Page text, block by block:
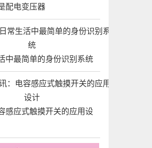
配电变压器
中最简单的身份识别系统
感应式触摸开关的应用设